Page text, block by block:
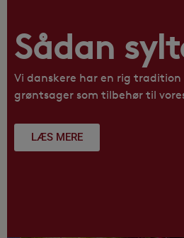
Sådan
Vi danskere har en rig tradition
grøntsager som tilbehør til
LÆS MERE